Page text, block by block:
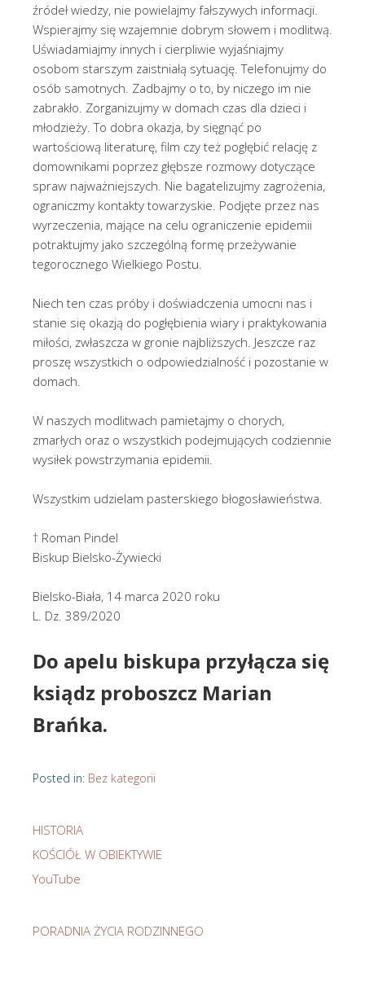
źródeł wiedzy, nie powielajmy fałszywych informacji.
Wspierajmy się wzajemnie dobrym słowem i modlitwą.
Uświadamiajmy innych i cierpliwie wyjaśniajmy
osobom starszym zaistniałą sytuację. Telefonujmy do
osób samotnych. Zadbajmy o to, by niczego im nie
zabrakło. Zorganizujmy w domach czas dla dzieci i
młodzieży. To dobra okazja, by sięgnąć po
wartościową literaturę, film czy też pogłębić relację z
domownikami poprzez głębsze rozmowy dotyczące
spraw najważniejszych. Nie bagatelizujmy zagrożenia,
ograniczmy kontakty towarzyskie. Podjęte przez nas
wyrzeczenia, mające na celu ograniczenie epidemii
potraktujmy jako szczególną formę przeżywanie
tegorocznego Wielkiego Postu.
Niech ten czas próby i doświadczenia umocni nas i
stanie się okazją do pogłębienia wiary i praktykowania
miłości, zwłaszcza w gronie najbliższych. Jeszcze raz
proszę wszystkich o odpowiedzialność i pozostanie w
domach.
W naszych modlitwach pamietajmy o chorych,
zmarłych oraz o wszystkich podejmujących codziennie
wysiłek powstrzymania epidemii.
Wszystkim udzielam pasterskiego błogosławieństwa.
† Roman Pindel
Biskup Bielsko-Żywiecki
Bielsko-Biała, 14 marca 2020 roku
L. Dz. 389/2020
Do apelu biskupa przyłącza się
ksiądz proboszcz Marian
Brańka.
Posted in: Bez kategorii
HISTORIA
KOŚCIÓŁ W OBIEKTYWIE
YouTube
PORADNIA ŻYCIA RODZINNEGO